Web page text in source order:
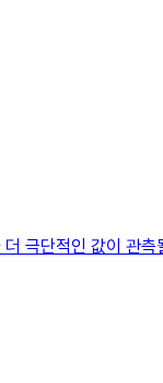
극단적인 값이 관측